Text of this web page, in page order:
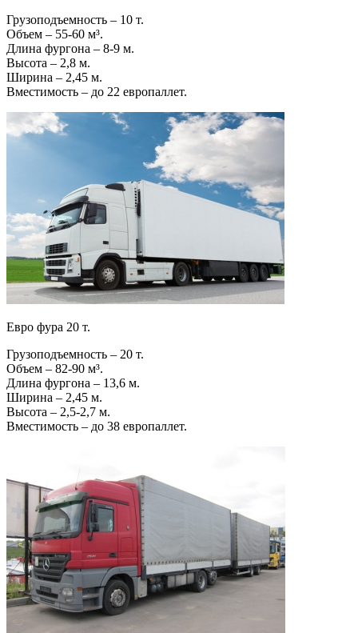
Грузоподъемность – 10 т.
Объем – 55-60 м³.
Длина фургона – 8-9 м.
Высота – 2,8 м.
Ширина – 2,45 м.
Вместимость – до 22 европаллет.
Евро фура 20 т.
Грузоподъемность – 20 т.
Объем – 82-90 м³.
Длина фургона – 13,6 м.
Ширина – 2,45 м.
Высота – 2,5-2,7 м.
Вместимость – до 38 европаллет.